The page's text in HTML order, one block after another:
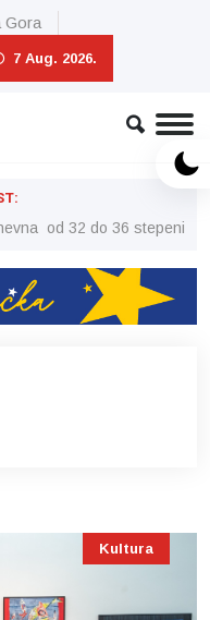
Gora
7 Aug. 2026.
od 32 do 36 stepeni
Kultura